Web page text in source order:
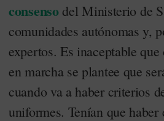
consensodel Ministerio de
comunidades autónomas y,
expertos. Es inaceptable
en marcha se plantee que
cuando va a haber criterios
uniformes. Tenían que haber